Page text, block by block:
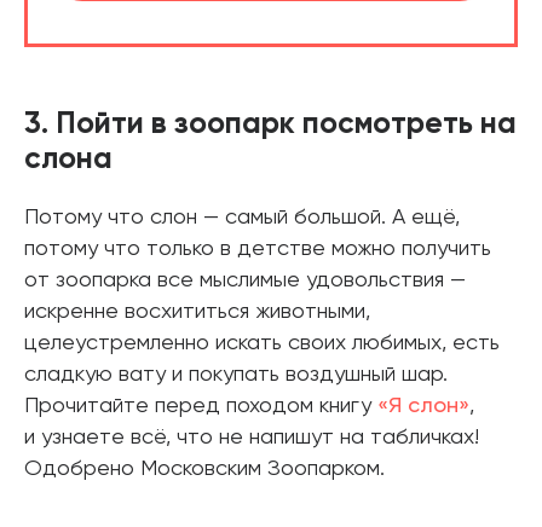
3. Пойти в зоопарк посмотреть на
слона
Потому что слон — самый большой. А ещё,
потому что только в детстве можно получить
от зоопарка все мыслимые удовольствия —
искренне восхититься животными,
целеустремленно искать своих любимых, есть
сладкую вату и покупать воздушный шар.
Прочитайте перед походом книгу «Я слон»,
и узнаете всё, что не напишут на табличках!
Одобрено Московским Зоопарком.